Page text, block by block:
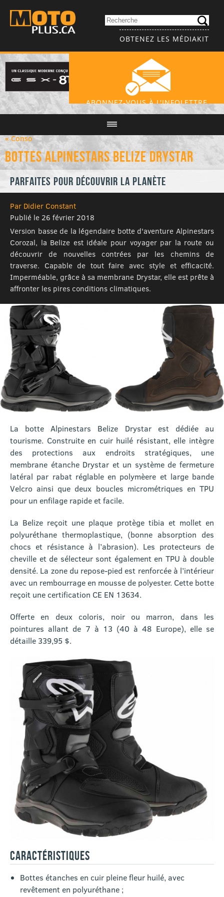
OBTENEZ LES MÉDIAKIT
ABONNEZ-VOUS À L'INFOLETTRE
« Conso
Bottes Alpinestars Belize Drystar
Parfaites pour découvrir la planète
Par Didier Constant
Publié le 26 février 2018
Version basse de la légendaire botte d'aventure Alpinestars
Corozal, la Belize est idéale pour voyager par la route ou
découvrir de nouvelles contrées par les chemins de
traverse. Capable de tout faire avec style et efficacité.
Imperméable, grâce à sa membrane Drystar, elle est prête à
affronter les pires conditions climatiques.
La botte Alpinestars Belize Drystar est dédiée au
tourisme. Construite en cuir huilé résistant, elle intègre
des protections aux endroits stratégiques, une
membrane étanche Drystar et un système de fermeture
latéral par rabat réglable en polymèere et large bande
Velcro ainsi que deux boucles micrométriques en TPU
pour un enfilage rapide et facile.
La Belize reçoit une plaque protège tibia et mollet en
polyuréthane thermoplastique, (bonne absorption des
chocs et résistance à l’abrasion). Les protecteurs de
cheville et de sélecteur sont également en TPU à double
densité. La zone du repose-pied est renforcée à l’intérieur
avec un rembourrage en mousse de polyester. Cette botte
reçoit une certification CE EN 13634.
Offerte en deux coloris, noir ou marron, dans les
pointures allant de 7 à 13 (40 à 48 Europe), elle se
détaille 339,95 $.
CARACTÉRISTIQUES
Bottes étanches en cuir pleine fleur huilé, avec
revêtement en polyuréthane ;